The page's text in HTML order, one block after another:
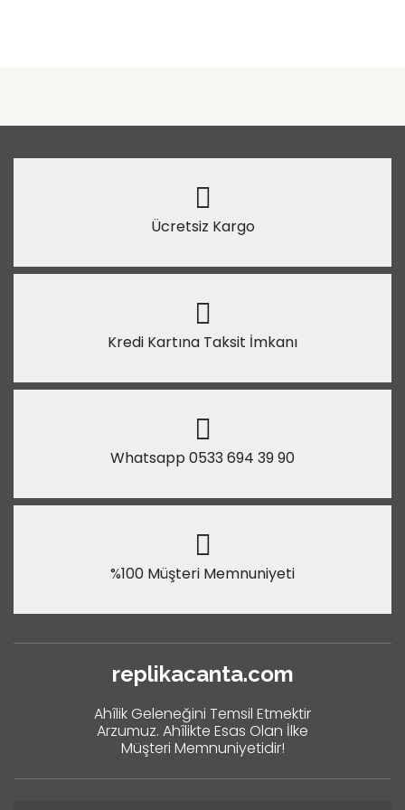
Ücretsiz Kargo
Kredi Kartına Taksit İmkanı
Whatsapp 0533 694 39 90
%100 Müşteri Memnuniyeti
replikacanta.com
Ahîlik Geleneğini Temsil Etmektir
Arzumuz. Ahîlikte Esas Olan İlke
Müşteri Memnuniyetidir!